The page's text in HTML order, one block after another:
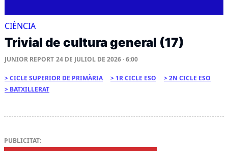
CIÈNCIA
Trivial de cultura general (17)
JUNIOR REPORT 24 DE JULIOL DE 2026 · 6:00
CICLE SUPERIOR DE PRIMÀRIA 1R CICLE ESO
2N CICLE ESO
BATXILLERAT
PUBLICITAT: